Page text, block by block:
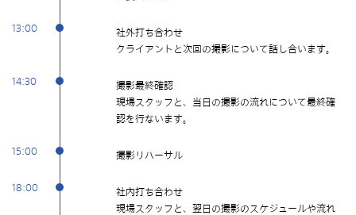
13:00
社外打ち合わせ
クライアントと次回の撮影について話し合います。
14:30
撮影最終確認
現場スタッフと、当日の撮影の流れについて最終確
認を行ないます。
15:00 撮影リハーサル
18:00
社内打ち合わせ
現場スタッフと、翌日の撮影のスケジュールや流れ